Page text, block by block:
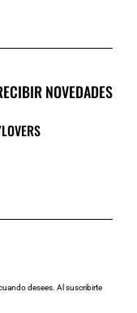
NOVEDADES
desees. Al suscribirte